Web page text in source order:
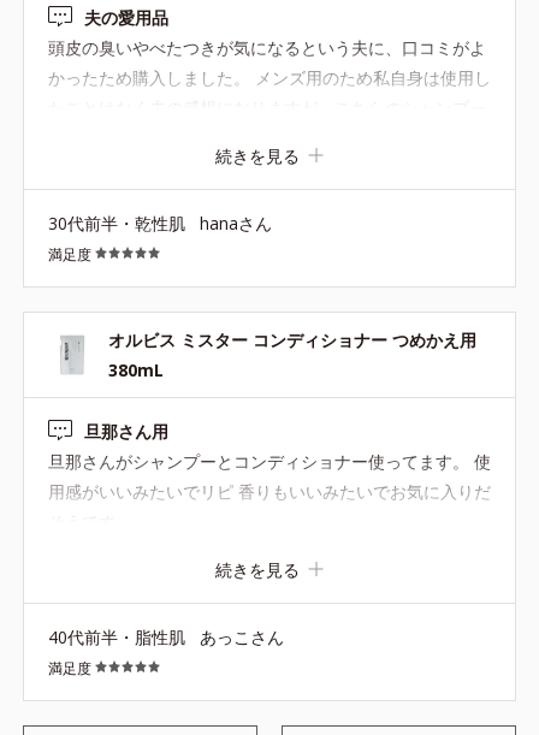
夫の愛用品
頭皮の臭いやべたつきが気になるという夫に、口コミがよ
かったため購入しました。 メンズ用のため私自身は使用し
たつきがなくなり髪質が柔らくなったとのことです。 髪質
に関しては私が触った感じでも以前に比べてさらさらで柔
らかくなったと実感しています。 香りもメンズ用独特の清
涼感が強すぎず、爽やかな香りといった印象です。 これか
らも使い続けたいと話しているので、定期的に購入したい
と思います。
続きを見る
30代前半・乾性肌 hanaさん
満足度
オルビス ミスター コンディショナー つめかえ用
380mL
旦那さん用
旦那さんがシャンプーとコンディショナー使ってます。 使
用感がいいみたいでリピ 香りもいいみたいでお気に入りだ
続きを見る
40代前半・脂性肌 あっこさん
満足度